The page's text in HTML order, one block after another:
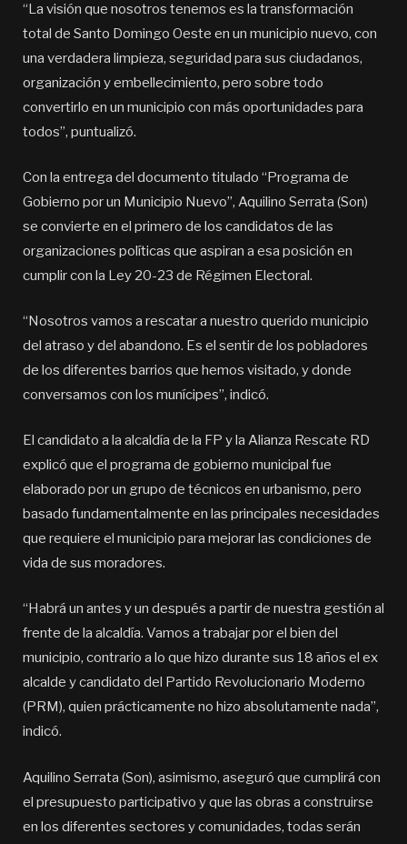
“La visión que nosotros tenemos es la transformación
total de Santo Domingo Oeste en un municipio nuevo, con
una verdadera limpieza, seguridad para sus ciudadanos,
organización y embellecimiento, pero sobre todo
convertirlo en un municipio con más oportunidades para
todos”, puntualizó.
Con la entrega del documento titulado “Programa de
Gobierno por un Municipio Nuevo”, Aquilino Serrata (Son)
se convierte en el primero de los candidatos de las
organizaciones políticas que aspiran a esa posición en
cumplir con la Ley 20-23 de Régimen Electoral.
“Nosotros vamos a rescatar a nuestro querido municipio
del atraso y del abandono. Es el sentir de los pobladores
de los diferentes barrios que hemos visitado, y donde
conversamos con los munícipes”, indicó.
El candidato a la alcaldía de la FP y la Alianza Rescate RD
explicó que el programa de gobierno municipal fue
elaborado por un grupo de técnicos en urbanismo, pero
basado fundamentalmente en las principales necesidades
que requiere el municipio para mejorar las condiciones de
vida de sus moradores.
“Habrá un antes y un después a partir de nuestra gestión al
frente de la alcaldía. Vamos a trabajar por el bien del
municipio, contrario a lo que hizo durante sus 18 años el ex
alcalde y candidato del Partido Revolucionario Moderno
(PRM), quien prácticamente no hizo absolutamente nada”,
indicó.
Aquilino Serrata (Son), asimismo, aseguró que cumplirá con
el presupuesto participativo y que las obras a construirse
en los diferentes sectores y comunidades, todas serán